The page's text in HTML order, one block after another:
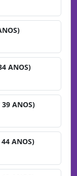
ANOS)
39 ANOS)
ANOS)